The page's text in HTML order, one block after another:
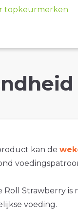
topkeurmerken
kan de
Roll Strawberry is
voeding.